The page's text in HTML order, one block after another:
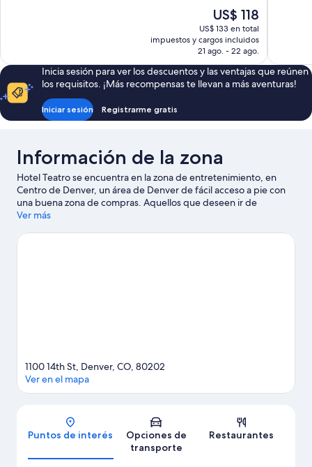
El
precio
actual
es
de
US$ 118
US$ 118
US$ 133 en total
impuestos y cargos incluidos
21 ago. - 22 ago.
Inicia sesión para ver los descuentos y las ventajas que reúnen
los requisitos. ¡Más recompensas te llevan a más aventuras!
Iniciar sesión Registrarme gratis
Información de la zona
Hotel Teatro se encuentra en la zona de entretenimiento, en
Centro de Denver, un área de Denver de fácil acceso a pie con
una buena zona de compras. Aquellos que deseen ir de
compras pueden visitar Larimer Square y 16th Street, mientras
del área pueden ir a Boettcher Concert Hall y Teatro Denver
Ver más
Mapa
1100 14th St, Denver, CO, 80202
Ver en el mapa
Puntos de interés
Opciones de
transporte
Restaurantes